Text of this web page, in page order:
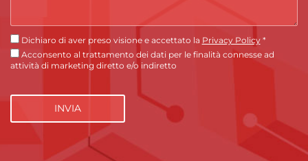
Dichiaro di aver preso visione e accettato la Privacy Policy*
Acconsento al trattamento dei dati per le finalità connesse ad
attività di marketing diretto e/o indiretto